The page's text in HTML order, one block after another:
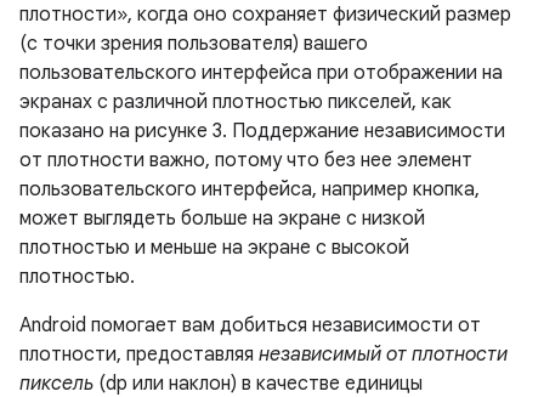
плотности», когда оно сохраняет физический размер
(с точки зрения пользователя) вашего
пользовательского интерфейса при отображении на
экранах с различной плотностью пикселей, как
показано на рисунке 3. Поддержание независимости
от плотности важно, потому что без нее элемент
пользовательского интерфейса, например кнопка,
может выглядеть больше на экране с низкой
плотностью и меньше на экране с высокой
плотностью.
Android помогает вам добиться независимости от
плотности, предоставляя независимый от плотности
пиксель (dp или наклон) в качестве единицы